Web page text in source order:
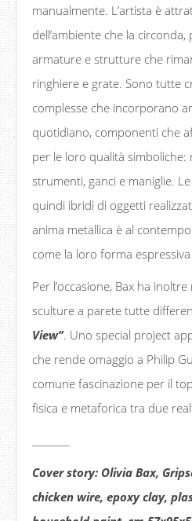
manualmente. L’artista è
dell’ambiente che la
armature e strutture che
ringhiere e grate. Sono tutte
complesse che incorporano
quotidiano, componenti che
per le loro qualità simboliche:
strumenti, ganci e maniglie.
quindi ibridi di oggetti
anima metallica è al
come la loro forma
Per l’occasione, Bax ha
sculture a parete tutte
View”. Uno special project
che rende omaggio a Philip
comune fascinazione per il
fisica e metaforica tra due
Cover story: Olivia Bax,
chicken wire, epoxy clay,